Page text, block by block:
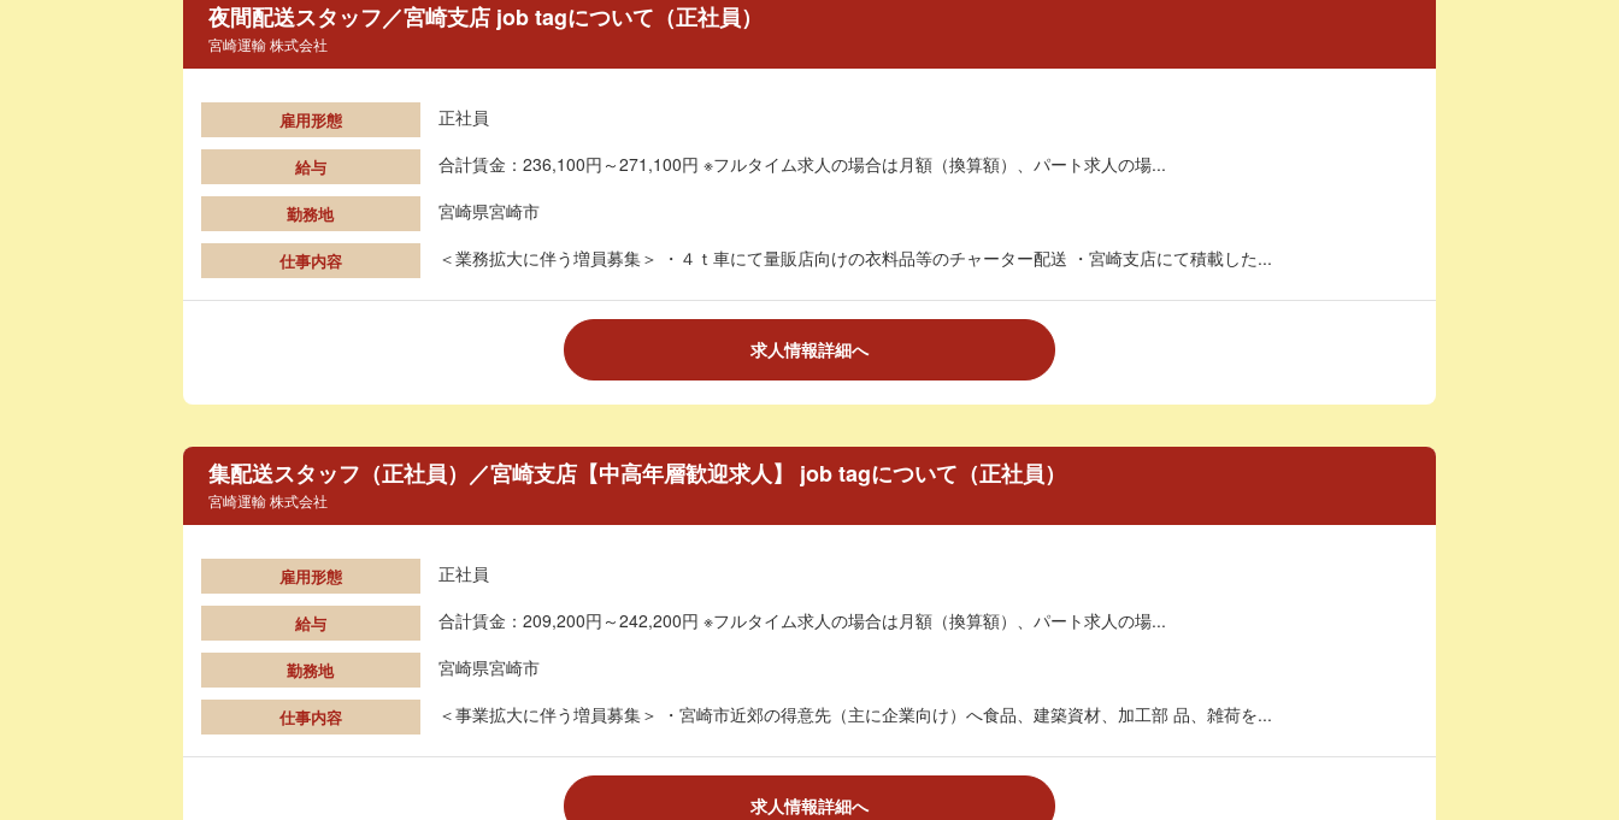
夜間配送スタッフ／宮崎支店 job tagについて（正社員）
宮崎運輸 株式会社
雇用形態 正社員
給与 合計賃金：236,100円～271,100円 ※フルタイム求人の場合は月額（換算額）、パート求人の場...
勤務地 宮崎県宮崎市
仕事内容 ＜業務拡大に伴う増員募集＞ ・４ｔ車にて量販店向けの衣料品等のチャーター配送 ・宮崎支店にて積載した...
求人情報詳細へ
集配送スタッフ（正社員）／宮崎支店【中高年層歓迎求人】 job tagについて（正社員）
宮崎運輸 株式会社
雇用形態 正社員
給与 合計賃金：209,200円～242,200円 ※フルタイム求人の場合は月額（換算額）、パート求人の場...
勤務地 宮崎県宮崎市
仕事内容 ＜事業拡大に伴う増員募集＞ ・宮崎市近郊の得意先（主に企業向け）へ食品、建築資材、加工部 品、雑荷を...
求人情報詳細へ